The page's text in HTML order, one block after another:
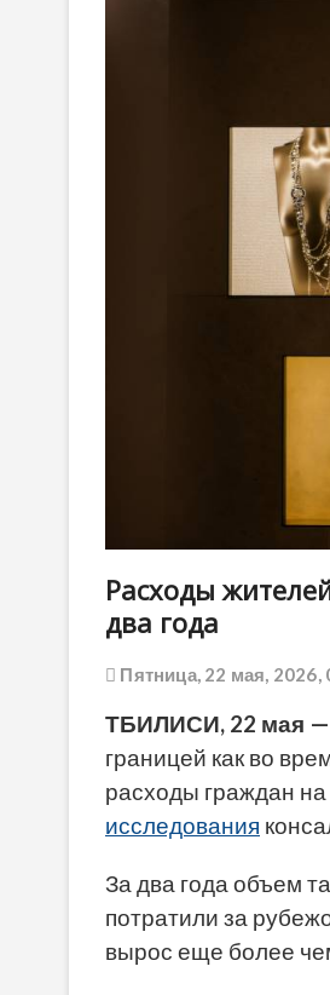
Расходы
два года
Пятница, 22 мая, 2026,
ТБИЛИСИ, 22 мая —
границей как во
расходы граждан
исследования
За два года объем
потратили за
вырос еще более